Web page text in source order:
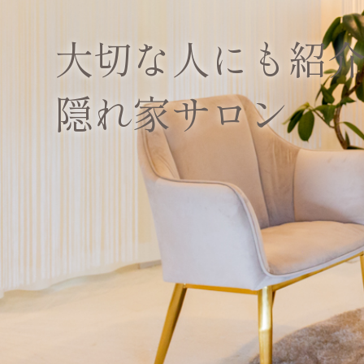
大切な人にも紹
隠れ家サロン